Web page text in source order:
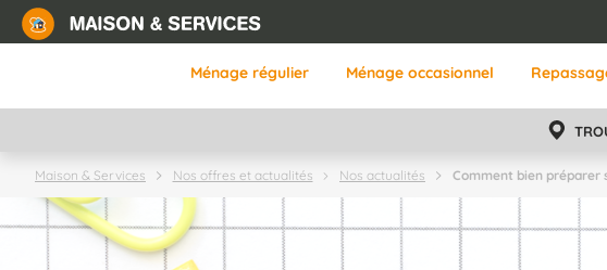
Aller
Ménage régulier Ménage occasionnel
Maison & Services Nos offres et actualités Nos actualités Comment bien préparer